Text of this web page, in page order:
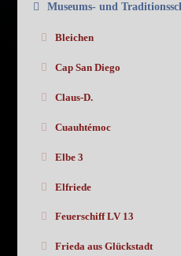
Museums- und
Bleichen
Cap San Diego
Claus-D.
Cuauhtémoc
Elbe 3
Elfriede
Feuerschiff LV 13
Frieda aus Glückstadt